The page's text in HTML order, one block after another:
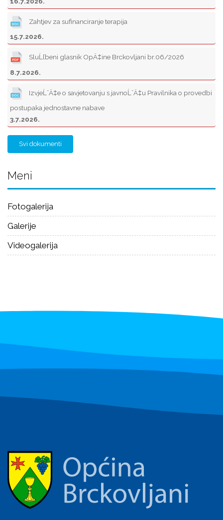
Zahtjev za sufinanciranje terapija
15.7.2026.
SluĹľbeni glasnik OpÄ‡ine Brckovljani br.06/2026
8.7.2026.
IzvjeĹˇÄ‡e o savjetovanju s javnoĹˇÄ‡u Pravilnika o provedbi
postupaka jednostavne nabave
3.7.2026.
Svi dokumenti
Meni
Fotogalerija
Galerije
Videogalerija